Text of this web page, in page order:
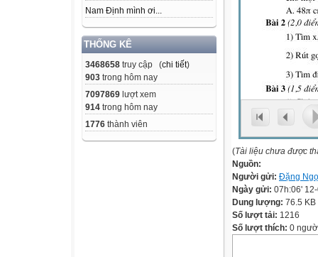
Nam Định mình ơi...
THỐNG KÊ
3468658 truy cập (chi tiết)
903 trong hôm nay
7097869 lượt xem
914 trong hôm nay
1776 thành viên
(Tài liệu chưa được
Nguồn:
Người gửi: Đặng
Ngày gửi: 07h:06'
Dung lượng: 76.5 KB
Số lượt tải: 1216
Số lượt thích: 0